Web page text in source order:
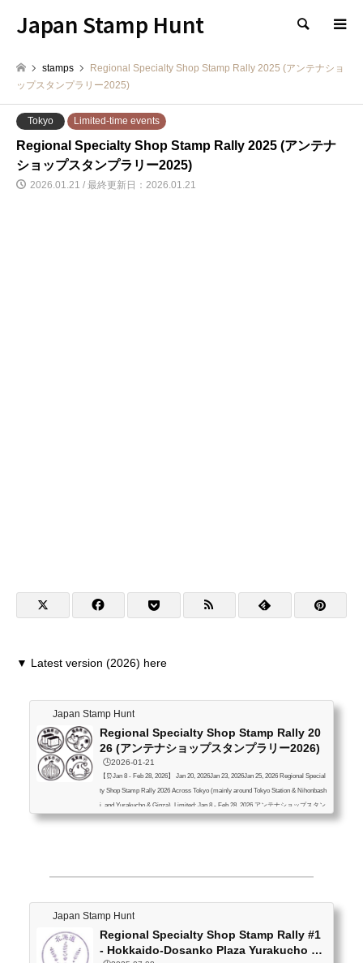
Japan Stamp Hunt 検索
stamps
Regional Specialty Shop Stamp Rally 2025 (アンテナショ
ップスタンプラリー2025)
Tokyo Limited-time events
Regional Specialty Shop Stamp Rally 2025 (アンテナ
ショップスタンプラリー2025)
2026.01.21 / 最終更新日：2026.01.21
▼ Latest version (2026) here
Japan Stamp Hunt
Regional Specialty Shop Stamp Rally 20
26 (アンテナショップスタンプラリー2026)
🕒️2026-01-21
【⏰Jan 8 - Feb 28, 2026】 Jan 20, 2026Jan 23, 2026Jan 25, 2026 Regional Special
ty Shop Stamp Rally 2026 Across Tokyo (mainly around Tokyo Station & Nihonbash
i, and Yurakucho & Ginza). Limited: Jan 8 - Feb 28, 2026 アンテナショップスタン
プラリー2026 東京都内全域（主なエリアは東京駅・日本橋周辺、有楽町・銀
Japan Stamp Hunt
Regional Specialty Shop Stamp Rally #1
- Hokkaido-Dosanko Plaza Yurakucho St